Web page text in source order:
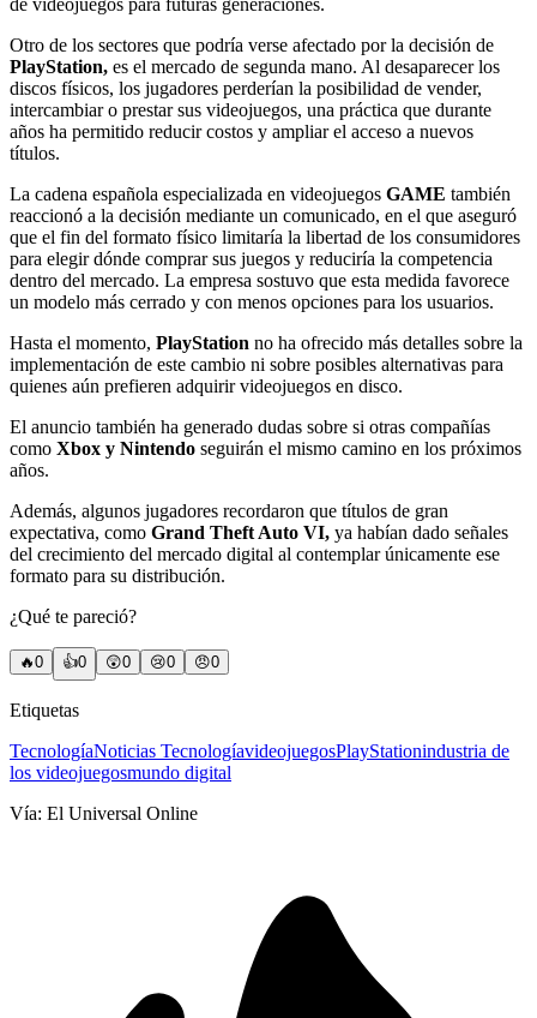
Otro de los sectores que podría verse afectado por la decisión de
PlayStation, es el mercado de segunda mano. Al desaparecer los
discos físicos, los jugadores perderían la posibilidad de vender,
intercambiar o prestar sus videojuegos, una práctica que durante
años ha permitido reducir costos y ampliar el acceso a nuevos
títulos.
La cadena española especializada en videojuegos GAME también
reaccionó a la decisión mediante un comunicado, en el que aseguró
que el fin del formato físico limitaría la libertad de los consumidores
para elegir dónde comprar sus juegos y reduciría la competencia
dentro del mercado. La empresa sostuvo que esta medida favorece
un modelo más cerrado y con menos opciones para los usuarios.
Hasta el momento, PlayStation no ha ofrecido más detalles sobre la
implementación de este cambio ni sobre posibles alternativas para
quienes aún prefieren adquirir videojuegos en disco.
El anuncio también ha generado dudas sobre si otras compañías
como Xbox y Nintendo seguirán el mismo camino en los próximos
años.
Además, algunos jugadores recordaron que títulos de gran
expectativa, como Grand Theft Auto VI, ya habían dado señales
del crecimiento del mercado digital al contemplar únicamente ese
formato para su distribución.
¿Qué te pareció?
🔥0 👍0 😲0 😢0 😠0
Etiquetas
TecnologíaNoticias TecnologíavideojuegosPlayStationindustria de
los videojuegosmundo digital
Vía: El Universal Online